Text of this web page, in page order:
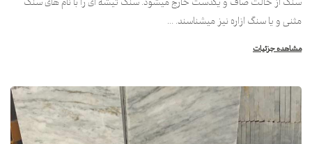
مثنی و یا سنگ ازاره نیز میشناسند. ...
مشاهده جزئیات